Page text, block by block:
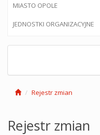
MIASTO OPOLE
JEDNOSTKI ORGANIZACYJNE
Rejestr zmian
Rejestr zmian